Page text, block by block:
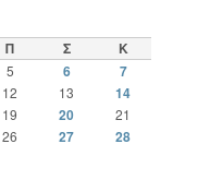
Π Σ
Κ
5 6 7
12 13 14
19 20
21
26 27 28